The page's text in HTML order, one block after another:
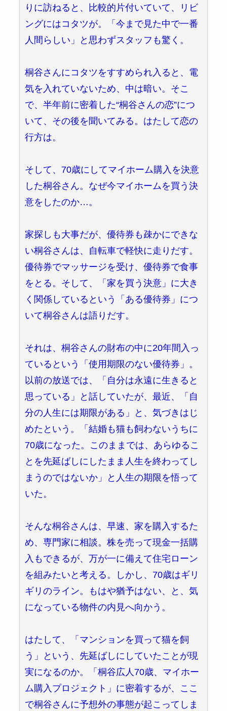
りに訪ねると、比較的片付いていて、リビ
ングにはコタツが。「今まで見た中で一番
人間らしい」と思わずスタッフも驚く。
桐谷さんにコタツをすすめられ入ると、電
気を入れていないため、中は暗い。そこ
で、半年前に密着した“桐谷さんの恋”につ
いて、その後を聞いてみる。はたして恋の
行方は。
そして、70歳にしてマイホーム購入を決意
した桐谷さん。なぜ今マイホームを買う決
意をしたのか…。
家探しも大事だが、優待券も疎かにできな
い桐谷さんは、自転車で軽快に走りだす。
優待券でマッサージを受け、優待券で食事
をとる。そして、「家を買う決意」に大き
く関係しているという「ある優待券」につ
いて桐谷さんは語りだす。
それは、桐谷さんの財布の中に20年間入っ
ているという「使用期限のない優待券」。
以前の放送では、「自分は永遠に生きると
思っている」と話していたが、最近、「自
分の人生には期限がある」と、気づきはじ
めたという。「結婚も猫も飼わないうちに
70歳になった。このままでは、あらゆるこ
とを先延ばしにしたまま人生を終わってし
まうのではないか」と人生の期限を悟って
いた。
そんな桐谷さんは、早速、家を購入するた
め、専門家に相談。株を売って現金一括購
入もできるが、万が一に備えて住宅ローン
を組みたいと考える。しかし、70歳はギリ
ギリのライン。もはや猶予はない、と、気
になっている物件の内見へ向かう。
はたして、「マンションを買って猫を飼
う」という、先延ばしにしていたことが現
実になるのか。「桐谷広人70歳、マイホー
ム購入プロジェクト」に密着するが、ここ
で桐谷さんに予想外の事態が起こってしま